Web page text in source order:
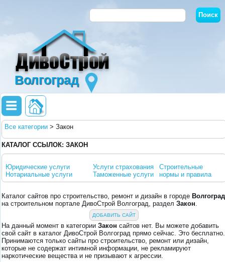
Волгоград
Все категории > Закон
КАТАЛОГ ССЫЛОК: ЗАКОН
Юридические услуги
Нотариальные услуги
Услуги страхования
Таможенные услуги
Строительные
нормы и правила
Каталог сайтов про строительство, ремонт и дизайн в городе Волгоград
на строительном портале ДивоСтрой Волгоград, раздел Закон.
ДОБАВИТЬ САЙТ
На данный момент в категории Закон сайтов нет. Вы можете добавить
свой сайт в каталог ДивоСтрой Волгоград прямо сейчас. Это бесплатно.
Принимаются только сайты про строительство, ремонт или дизайн,
которые не содержат интимной информации, не рекламируют
наркотические вещества и не призывают к агрессии.